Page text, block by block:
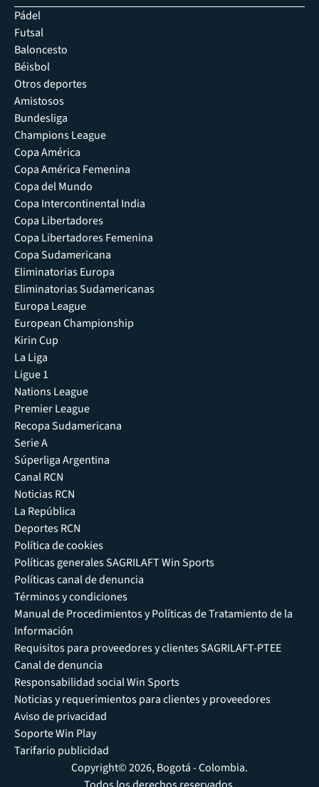
Pádel
Futsal
Baloncesto
Béisbol
Otros deportes
Amistosos
Bundesliga
Champions League
Copa América
Copa América Femenina
Copa del Mundo
Copa Intercontinental India
Copa Libertadores
Copa Libertadores Femenina
Copa Sudamericana
Eliminatorias Europa
Eliminatorias Sudamericanas
Europa League
European Championship
Kirin Cup
La Liga
Ligue 1
Nations League
Premier League
Recopa Sudamericana
Serie A
Súperliga Argentina
Canal RCN
Noticias RCN
La República
Deportes RCN
Política de cookies
Políticas generales SAGRILAFT Win Sports
Políticas canal de denuncia
Términos y condiciones
Manual de Procedimientos y Políticas de Tratamiento de la
Información
Requisitos para proveedores y clientes SAGRILAFT-PTEE
Canal de denuncia
Responsabilidad social Win Sports
Noticias y requerimientos para clientes y proveedores
Aviso de privacidad
Soporte Win Play
Tarifario publicidad
Copyright© 2026, Bogotá - Colombia.